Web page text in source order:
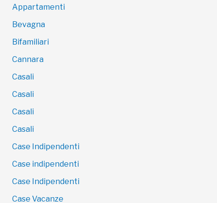
Appartamenti
Bevagna
Bifamiliari
Cannara
Casali
Casali
Casali
Casali
Case Indipendenti
Case indipendenti
Case Indipendenti
Case Vacanze